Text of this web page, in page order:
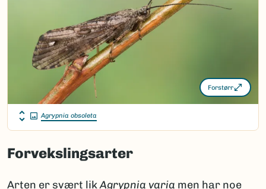
Forstørr
Agrypnia obsoleta
Forvekslingsarter
Arten er svært likAgrypnia varia men har noe